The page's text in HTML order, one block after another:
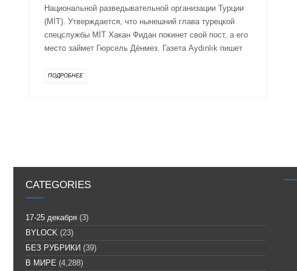
Национальной разведывательной организации Турции
(MİT). Утверждается, что нынешний глава турецкой
спецслужбы MİT Хакан Фидан покинет свой пост, а его
место займет Гюрсель Дёнмез. Газета Aydınlık пишет
ПОДРОБНЕЕ
CATEGORIES
17-25 декабря (3)
BYLOCK (23)
БЕЗ РУБРИКИ (39)
В МИРЕ (4,288)